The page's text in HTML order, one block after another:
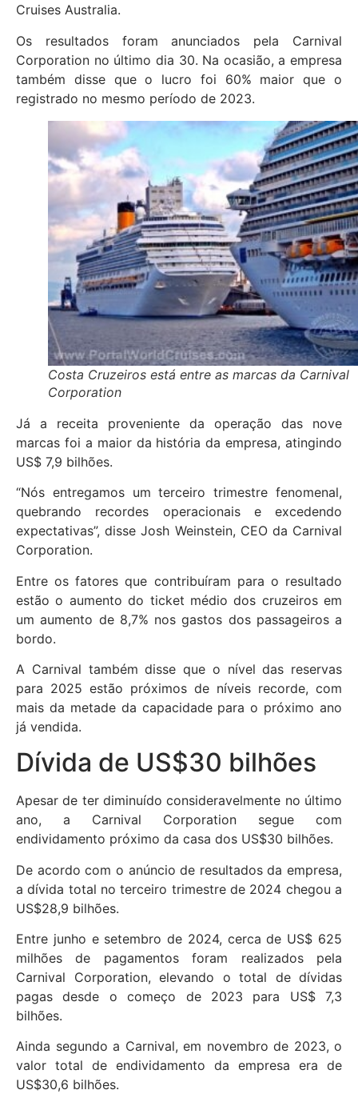
Cruises Australia.
Os resultados foram anunciados pela Carnival
Corporation no último dia 30. Na ocasião, a empresa
também disse que o lucro foi 60% maior que o
registrado no mesmo período de 2023.
Costa Cruzeiros está entre as marcas da Carnival
Corporation
Já a receita proveniente da operação das nove
marcas foi a maior da história da empresa, atingindo
US$ 7,9 bilhões.
“Nós entregamos um terceiro trimestre fenomenal,
quebrando recordes operacionais e excedendo
expectativas”, disse Josh Weinstein, CEO da Carnival
Corporation.
Entre os fatores que contribuíram para o resultado
estão o aumento do ticket médio dos cruzeiros em
um aumento de 8,7% nos gastos dos passageiros a
bordo.
A Carnival também disse que o nível das reservas
para 2025 estão próximos de níveis recorde, com
mais da metade da capacidade para o próximo ano
já vendida.
Dívida de US$30 bilhões
Apesar de ter diminuído consideravelmente no último
ano, a Carnival Corporation segue com
endividamento próximo da casa dos US$30 bilhões.
De acordo com o anúncio de resultados da empresa,
a dívida total no terceiro trimestre de 2024 chegou a
US$28,9 bilhões.
Entre junho e setembro de 2024, cerca de US$ 625
milhões de pagamentos foram realizados pela
Carnival Corporation, elevando o total de dívidas
pagas desde o começo de 2023 para US$ 7,3
bilhões.
Ainda segundo a Carnival, em novembro de 2023, o
valor total de endividamento da empresa era de
US$30,6 bilhões.